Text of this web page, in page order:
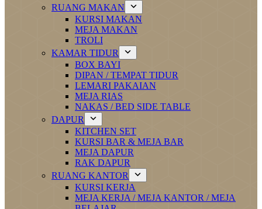
RUANG MAKAN
KURSI MAKAN
MEJA MAKAN
TROLI
KAMAR TIDUR
BOX BAYI
DIPAN / TEMPAT TIDUR
LEMARI PAKAIAN
MEJA RIAS
NAKAS / BED SIDE TABLE
DAPUR
KITCHEN SET
KURSI BAR & MEJA BAR
MEJA DAPUR
RAK DAPUR
RUANG KANTOR
KURSI KERJA
MEJA KERJA / MEJA KANTOR / MEJA